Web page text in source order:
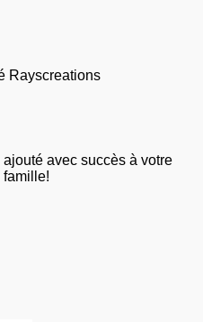
Rayscreations
avec succès à votre
famille!